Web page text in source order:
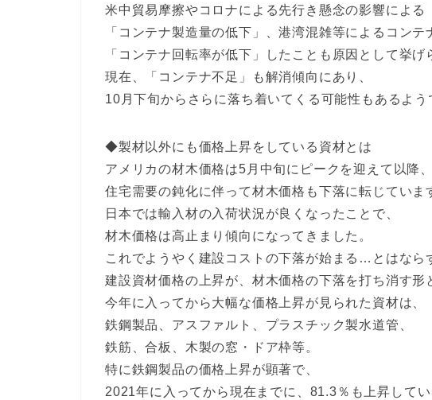
米中貿易摩擦やコロナによる先行き懸念の影響による
「コンテナ製造量の低下」、港湾混雑等によるコンテ
「コンテナ回転率が低下」したことも原因として挙げ
現在、「コンテナ不足」も解消傾向にあり、
10月下旬からさらに落ち着いてくる可能性もあるよう
◆製材以外にも価格上昇をしている資材とは
アメリカの材木価格は5月中旬にピークを迎えて以降、
住宅需要の鈍化に伴って材木価格も下落に転じていま
日本では輸入材の入荷状況が良くなったことで、
材木価格は高止まり傾向になってきました。
これでようやく建設コストの下落が始まる…とはなら
建設資材価格の上昇が、材木価格の下落を打ち消す形
今年に入ってから大幅な価格上昇が見られた資材は、
鉄鋼製品、アスファルト、プラスチック製水道管、
鉄筋、合板、木製の窓・ドア枠等。
特に鉄鋼製品の価格上昇が顕著で、
2021年に入ってから現在までに、81.3％も上昇してい